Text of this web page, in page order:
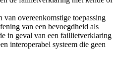
van overeenkomstige toepassing
van een bevoegdheid als
in geval van een faillietverklaring
interoperabel systeem die geen